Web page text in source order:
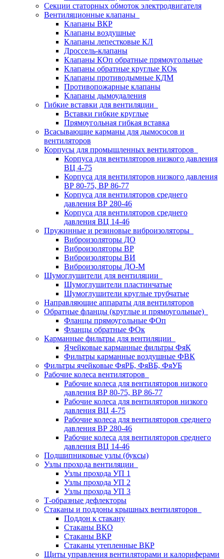
Секции статорных обмоток электродвигателя
Вентиляционные клапаны
Клапаны ВКР
Клапаны воздушные
Клапаны лепестковые КЛ
Дроссель-клапаны
Клапаны КОп обратные прямоугольные
Клапаны обратные круглые КОк
Клапаны противодымные КДМ
Противопожарные клапаны
Клапаны дымоудаления
Гибкие вставки для вентиляции
Вставки гибкие круглые
Прямоугольная гибкая вставка
Всасывающие карманы для дымососов и
вентиляторов
Корпусы для промышленных вентиляторов
Корпуса для вентиляторов низкого давления
ВЦ 4-75
Корпуса для вентиляторов низкого давления
ВР 80-75, ВР 86-77
Корпуса для вентиляторов среднего
давления ВР 280-46
Корпуса для вентиляторов среднего
давления ВЦ 14-46
Пружинные и резиновые виброизоляторы
Виброизоляторы ДО
Виброизоляторы ВР
Виброизоляторы ВИ
Виброизоляторы ДО-М
Шумоглушители для вентиляции
Шумоглушители пластинчатые
Шумоглушители круглые трубчатые
Направляющие аппараты для вентиляторов
Обратные фланцы (круглые и прямоугольные)
Фланцы прямоугольные ФОп
Фланцы обратные ФОк
Карманные фильтры для вентиляции
Ячейковые карманные фильтры ФяК
Фильтры карманные воздушные ФВК
Фильтры ячейковые ФяРБ, ФяВБ, ФяУБ
Рабочие колеса вентиляторов
Рабочие колеса для вентиляторов низкого
давления ВР 80-75, ВР 86-77
Рабочие колеса для вентиляторов низкого
давления ВЦ 4-75
Рабочие колеса для вентиляторов среднего
давления ВР 280-46
Рабочие колеса для вентиляторов среднего
давления ВЦ 14-46
Подшипниковые узлы (буксы)
Узлы прохода вентиляции
Узлы прохода УП 1
Узлы прохода УП 2
Узлы прохода УП 3
Т-образные дефлекторы
Стаканы и поддоны крышных вентиляторов
Поддон к стакану
Стаканы ВКО
Стаканы ВКР
Стаканы утепленные ВКР
Щиты управления вентиляторами и калориферами